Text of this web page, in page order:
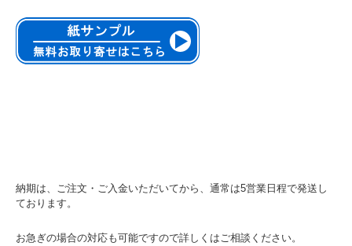
納期は、ご注文・ご入金いただいてから、通常は5営業日程で発送し
ております。
お急ぎの場合の対応も可能ですので詳しくはご相談ください。